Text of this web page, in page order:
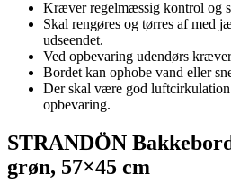
Kræver regelmæssig kontrol og
Skal rengøres og tørres af med
udseendet.
Ved opbevaring udendørs
Bordet kan ophobe vand eller
Der skal være god
opbevaring.
STRANDÖN
grøn, 57×45 cm